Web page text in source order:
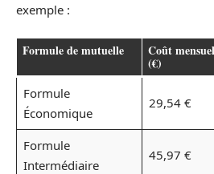
exemple :
Formule de mutuelle Coût mensuel
(€)
Formule
Économique
29,54 €
Formule
Intermédiaire
45,97 €